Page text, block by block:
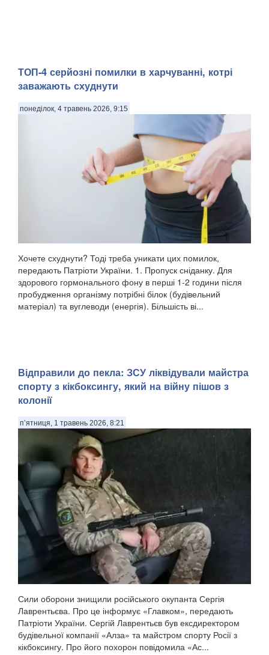
ТОП-4 серйозні помилки в харчуванні, котрі
заважають схуднути
понеділок, 4 травень 2026, 9:15
Хочете схуднути? Тоді треба уникати цих помилок,
передають Патріоти України. 1. Пропуск сніданку. Для
здорового гормонального фону в перші 1-2 години після
пробудження організму потрібні білок (будівельний
матеріал) та вуглеводи (енергія). Більшість ві...
Відправили до пекла: ЗСУ ліквідували майстра
спорту з кікбоксингу, який на війну пішов з
колонії
п’ятниця, 1 травень 2026, 8:21
Сили оборони знищили російського окупанта Сергія
Лаврентьєва. Про це інформує «Главком», передають
Патріоти України. Сергій Лаврентьєв був ексдиректором
будівельної компанії «Алза» та майстром спорту Росії з
кікбоксингу. Про його похорон повідомила «Ас...